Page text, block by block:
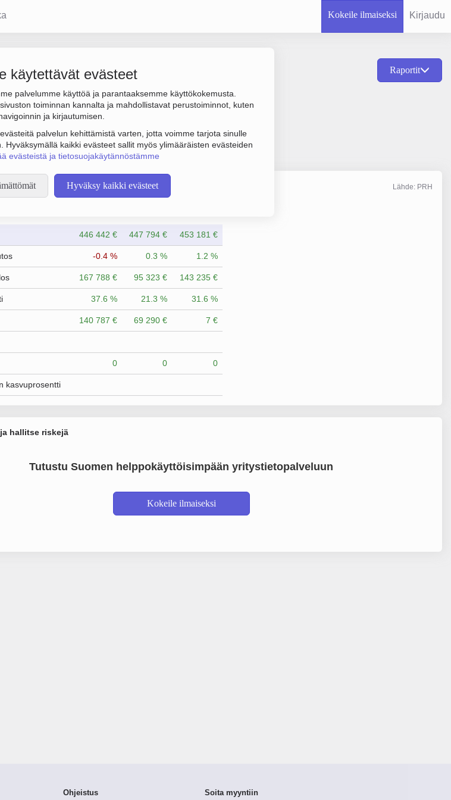
Kokeile ilmaiseksi Kirjaudu
käytettävät evästeet
palvelumme käyttöä ja parantaaksemme käyttökokemusta.
toiminnan kannalta ja mahdollistavat perustoiminnot, kuten
ja kirjautumisen.
palvelun kehittämistä varten, jotta voimme tarjota sinulle
Hyväksymällä kaikki evästeet sallit myös ylimääräisten evästeiden
evästeistä ja tietosuojakäytännöstämme
Hyväksy kaikki evästeet
Raportit
0. Sen päätoimiala on Asuntojen vuokraus,
Lähde: PRH
446 442 € 447 794 € 453 181 €
-0.4 % 0.3 % 1.2 %
167 788 € 95 323 € 143 235 €
37.6 % 21.3 % 31.6 %
140 787 € 69 290 € 7 €
0 0 0
kasvuprosentti
hallitse riskejä
Tutustu Suomen helppokäyttöisimpään yritystietopalveluun
Kokeile ilmaiseksi
Ohjeistus Soita myyntiin